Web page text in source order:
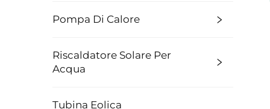
Pompa Di Calore
Riscaldatore Solare Per
Acqua
Tubina Eolica